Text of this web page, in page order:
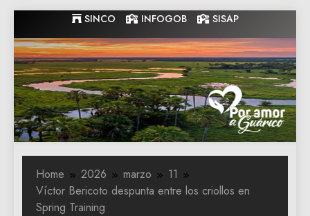
to
content
SINCO INFOGOB SISAP
Gobernacion
de Guarico
Gobernacion de Guarico
Home 2026 marzo
11
Víctor Bericoto despunta entre los criollos en
Spring Training